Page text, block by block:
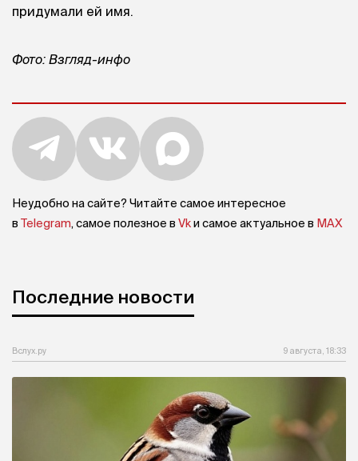
придумали ей имя.
Фото: Взгляд-инфо
Неудобно на сайте? Читайте самое интересное
в Telegram, самое полезное в Vkи самое актуальное в MAX
Последние новости
Вслух.ру 9 августа, 18:33